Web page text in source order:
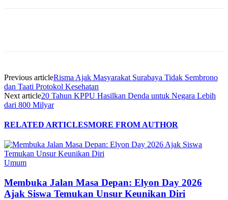
Previous articleRisma Ajak Masyarakat Surabaya Tidak Sembrono
dan Taati Protokol Kesehatan
Next article20 Tahun KPPU Hasilkan Denda untuk Negara Lebih
dari 800 Milyar
RELATED ARTICLESMORE FROM AUTHOR
Umum
Membuka Jalan Masa Depan: Elyon Day 2026
Ajak Siswa Temukan Unsur Keunikan Diri